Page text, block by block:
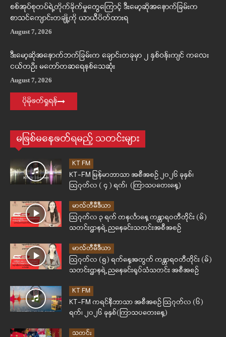
စစ်အုပ်စုတပ်ရဲ့တိုက်ခိုက်မှုတွေကြောင့် ဒီးမော့ဆိုအနောက်ခြမ်းက
စာသင်ကျောင်းတချို့ကို ယာယီပိတ်ထားရ
August 7, 2026
ဒီးမော့ဆိုအနောက်ဘက်ခြမ်းက ချောင်းတခုမှာ ၂ နှစ်ဝန်းကျင် ကလေး
ငယ်တဦး မတော်တဆရေနစ်သေဆုံး
August 7, 2026
ပိုမိုဖတ်ရှုရန်
မဖြစ်မနေဖတ်ရမည့် သတင်းများ
KT FM
KT-FM မြန်မာဘာသာ အစီအစဉ် ၂၀၂၆ ခုနှစ်၊
ဩဂုတ်လ ( ၄ ) ရက်၊ (ကြာသပတေးနေ့)
မာလ်တီမီဒီယာ
ဩဂုတ်လ ၃ ရက် တနင်္လာနေ့ ကန္တာရဝတီတိုင်း (မ်)
သတင်းဌာနရဲ့ ညနေခင်းသတင်းအစီအစဉ်
မာလ်တီမီဒီယာ
ဩဂုတ်လ (၅) ရက်နေ့အတွက် ကန္တာရဝတီတိုင်း (မ်)
သတင်းဌာနရဲ့ ညနေခင်းရုပ်သံသတင်း အစီအစဉ်
KT FM
KT-FM ကရင်နီဘာသာ အစီအစဉ် ဩဂုတ်လ (၆)
ရက်၊ ၂၀၂၆ ခုနှစ်(ကြာသပတေးနေ့)
သတင်း